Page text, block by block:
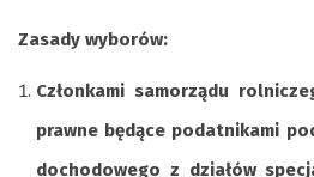
Zasady wyborów:
Członkami samorządu
prawne będące podatnikami
dochodowego z działów